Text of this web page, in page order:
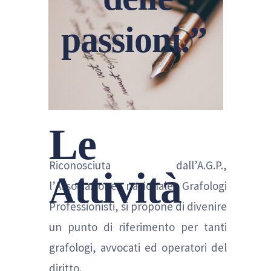
passioni.”
Le
Attività
Riconosciuta dall’A.G.P.,
l’Associazione nazionale Grafologi
Professionisti, si propone di divenire
un punto di riferimento per tanti
grafologi, avvocati ed operatori del
diritto.